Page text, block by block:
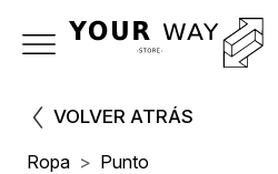
VOLVER ATRÁS
Ropa
Punto